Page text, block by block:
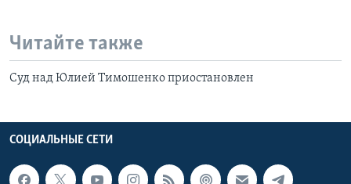
Читайте также
Суд над Юлией Тимошенко приостановлен
СОЦИАЛЬНЫЕ СЕТИ